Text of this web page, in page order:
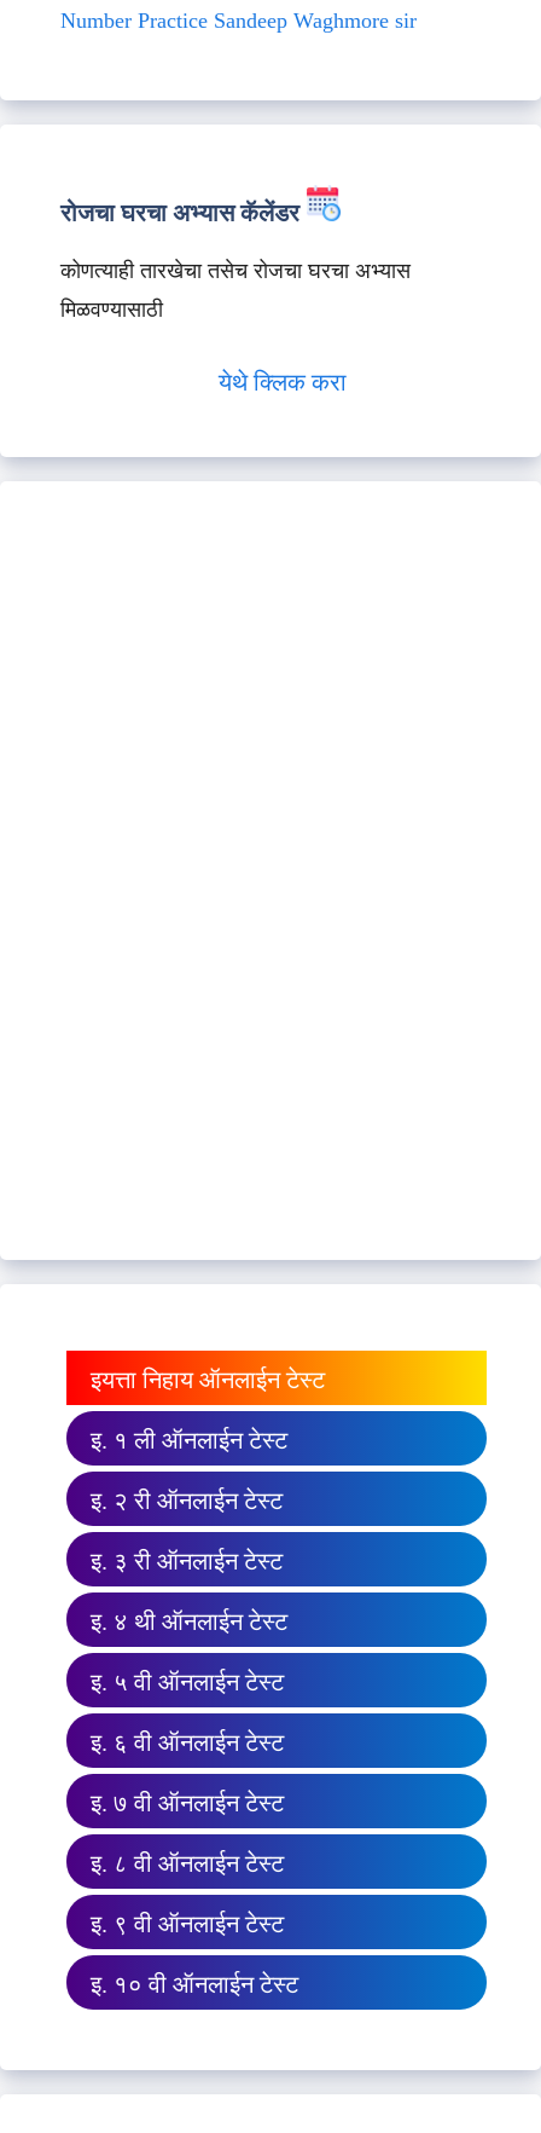
Number Practice Sandeep Waghmore sir
रोजचा घरचा अभ्यास कॅलेंडर
कोणत्याही तारखेचा तसेच रोजचा घरचा अभ्यास
मिळवण्यासाठी
येथे क्लिक करा
इयत्ता निहाय ऑनलाईन टेस्ट
इ. १ ली ऑनलाईन टेस्ट
इ. २ री ऑनलाईन टेस्ट
इ. ३ री ऑनलाईन टेस्ट
इ. ४ थी ऑनलाईन टेस्ट
इ. ५ वी ऑनलाईन टेस्ट
इ. ६ वी ऑनलाईन टेस्ट
इ. ७ वी ऑनलाईन टेस्ट
इ. ८ वी ऑनलाईन टेस्ट
इ. ९ वी ऑनलाईन टेस्ट
इ. १० वी ऑनलाईन टेस्ट